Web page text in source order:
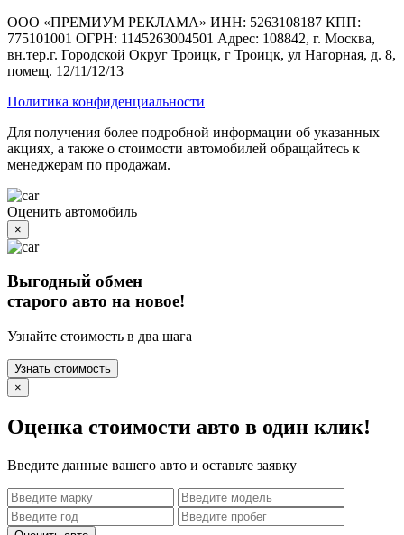
ООО «ПРЕМИУМ РЕКЛАМА» ИНН: 5263108187 КПП:
775101001 ОГРН: 1145263004501 Адрес: 108842, г. Москва,
вн.тер.г. Городской Округ Троицк, г Троицк, ул Нагорная, д. 8,
помещ. 12/11/12/13
Политика конфиденциальности
Для получения более подробной информации об указанных
акциях, а также о стоимости автомобилей обращайтесь к
менеджерам по продажам.
Оценить автомобиль
×
Выгодный обмен
старого авто на новое!
Узнайте стоимость в два шага
Узнать стоимость
×
Оценка стоимости авто в один клик!
Введите данные вашего авто и оставьте заявку